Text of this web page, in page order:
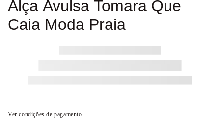
Alça Avulsa Tomara Que
Caia Moda Praia
Ver condições de pagamento